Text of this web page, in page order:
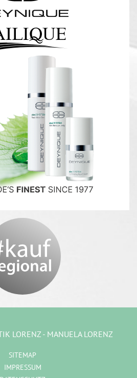
LORENZ - MANUELA LORENZ
SITEMAP
IMPRESSUM